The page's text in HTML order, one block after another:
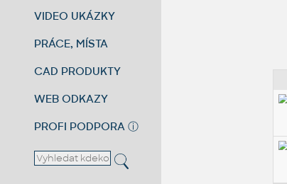
VIDEO UKÁZKY
PRÁCE, MÍSTA
CAD PRODUKTY
WEB ODKAZY
PROFI PODPORA ⓘ